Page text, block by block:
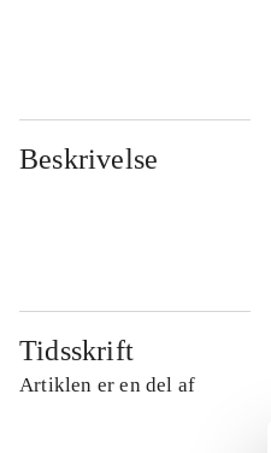
Beskrivelse
Tidsskrift
Artiklen er en del af